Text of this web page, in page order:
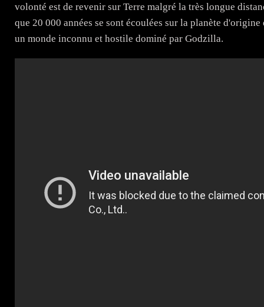
volonté est de revenir sur Terre malgré la très longue
que 20 000 années se sont écoulées sur la planète
un monde inconnu et hostile dominé par Godzilla.